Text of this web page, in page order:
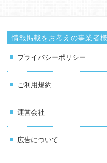
情報掲載をお考えの事業者様
プライバシーポリシー
ご利用規約
運営会社
広告について